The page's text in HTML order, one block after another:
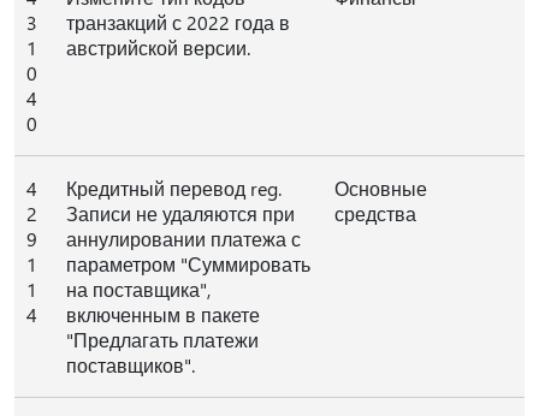
3
1
0
4
0
транзакций с 2022 года в
австрийской версии.
4
2
9
1
1
4
Кредитный перевод reg.
Записи не удаляются при
аннулировании платежа с
параметром "Суммировать
на поставщика",
включенным в пакете
"Предлагать платежи
поставщиков".
Основные
средства